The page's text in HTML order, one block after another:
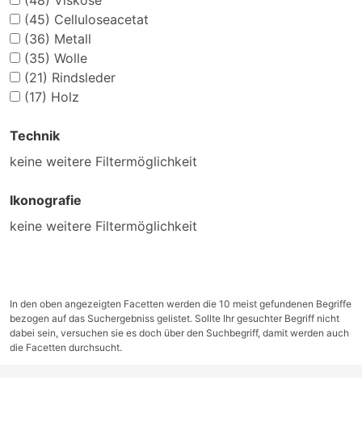
(45) Celluloseacetat
(36) Metall
(35) Wolle
(21) Rindsleder
(17) Holz
Technik
keine weitere Filtermöglichkeit
Ikonografie
keine weitere Filtermöglichkeit
In den oben angezeigten Facetten werden die 10 meist gefundenen Begriffe
bezogen auf das Suchergebniss gelistet. Sollte Ihr gesuchter Begriff nicht
dabei sein, versuchen sie es doch über den Suchbegriff, damit werden auch
die Facetten durchsucht.